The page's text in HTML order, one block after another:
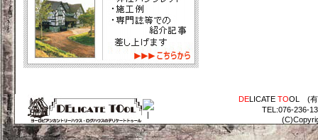
DELICATE TOOL (有
TEL:076-236-